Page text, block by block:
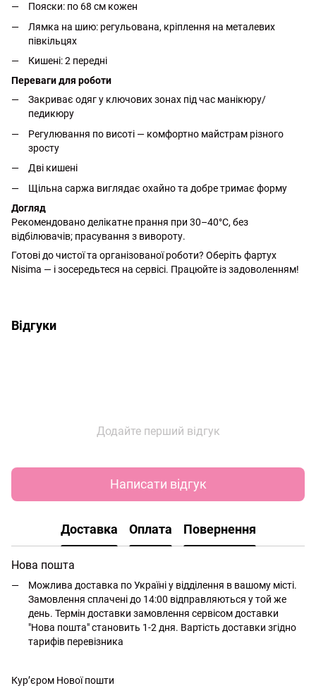
Пояски: по 68 см кожен
Лямка на шию: регульована, кріплення на металевих
півкільцях
Кишені: 2 передні
Переваги для роботи
Закриває одяг у ключових зонах під час манікюру/
педикюру
Регулювання по висоті — комфортно майстрам різного
зросту
Дві кишені
Щільна саржа виглядає охайно та добре тримає форму
Догляд
Рекомендовано делікатне прання при 30–40°C, без
відбілювачів; прасування з вивороту.
Готові до чистої та організованої роботи? Оберіть фартух
Nisima — і зосередьтеся на сервісі. Працюйте із задоволенням!
Відгуки
Додайте перший відгук
Написати відгук
Доставка Оплата Повернення
Нова пошта
Можлива доставка по Україні у відділення в вашому місті.
Замовлення сплачені до 14:00 відправляються у той же
день. Термін доставки замовлення сервісом доставки
"Нова пошта" становить 1-2 дня. Вартість доставки згідно
тарифів перевізника
Кур’єром Нової пошти